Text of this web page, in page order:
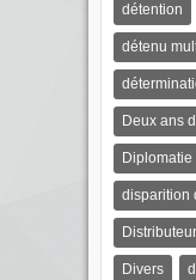
détention
détenu
Deux ans
Diplomatie
disparition
Divers